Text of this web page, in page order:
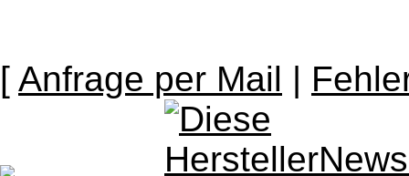
[ Anfrage per Mail |